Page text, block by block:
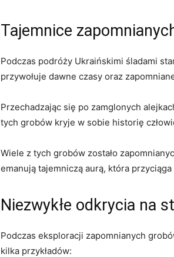
Tajemnice
Podczas podróży Ukraińskimi ⁢śladami
przywołuje dawne czasy oraz
Przechadzając się ⁣po zamglonych
tych grobów ​kryje w sobie historię
Wiele z tych ‌grobów‍ zostało
emanują tajemniczą ‍aurą, która⁤
Niezwykłe odkrycia na
Podczas‌ eksploracji zapomnianych
kilka przykładów: